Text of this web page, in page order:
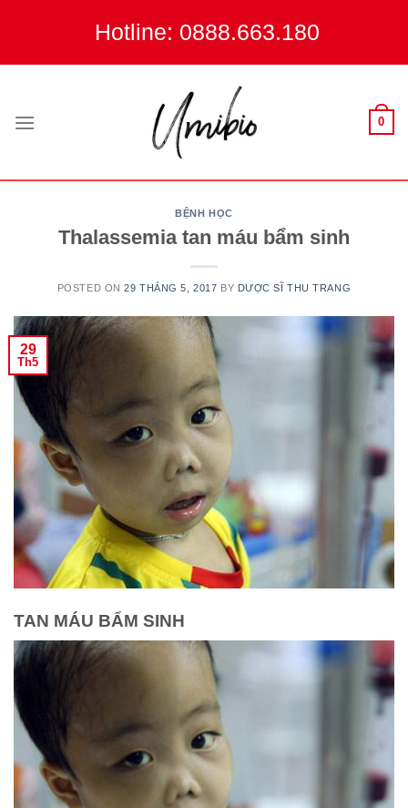
Hotline: 0888.663.180
0
BỆNH HỌC
Thalassemia tan máu bẩm sinh
POSTED ON29 THÁNG 5, 2017 BY DƯỢC SĨ THU TRANG
29
Th5
TAN MÁU BẨM SINH